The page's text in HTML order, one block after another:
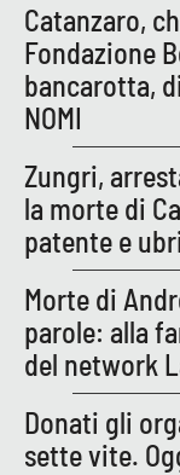
LaC Network
LaC OnAir
EDIZIONI
LOCALI
Catanzaro
Crotone
Vibo Valentia
Reggio
Catanzaro,
Fondazione
bancarotta,
NOMI
Zungri,
la morte di
patente e
Morte di
parole: alla
del network
Donati gli
sette vite.